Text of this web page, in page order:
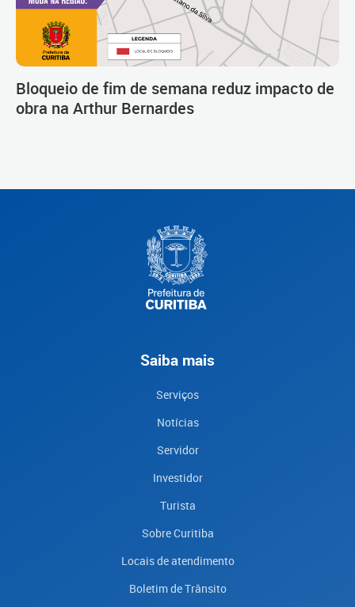
Bloqueio de fim de semana reduz impacto de
obra na Arthur Bernardes
Saiba mais
Serviços
Notícias
Servidor
Investidor
Turista
Sobre Curitiba
Locais de atendimento
Boletim de Trânsito